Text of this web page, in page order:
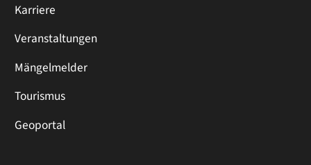
Karriere
Veranstaltungen
Mängelmelder
Tourismus
Geoportal